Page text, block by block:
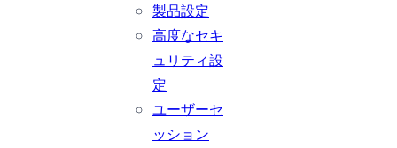
製品設定
高度なセキ
ュリティ設
定
ユーザーセ
ッション